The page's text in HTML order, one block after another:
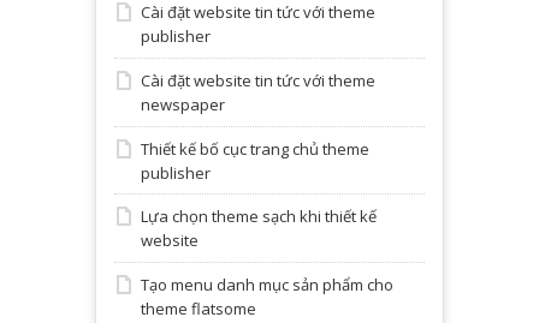
Cài đặt website tin tức với theme
publisher
Cài đặt website tin tức với theme
newspaper
Thiết kế bố cục trang chủ theme
publisher
Lựa chọn theme sạch khi thiết kế
website
Tạo menu danh mục sản phẩm cho
theme flatsome